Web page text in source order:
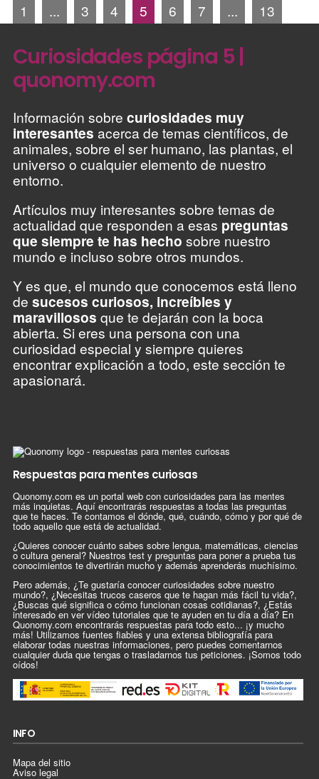
1 ... 3 4 5 6 7 ... 13
Curiosidades página 5 |
quonomy.com
Información sobre curiosidades muy
interesantes acerca de temas científicos, de
animales, sobre el ser humano, las plantas, el
universo o cualquier elemento de nuestro
entorno.
Artículos muy interesantes sobre temas de
actualidad que responden a esas preguntas
que siempre te has hecho sobre nuestro
mundo e incluso sobre otros mundos.
Y es que, el mundo que conocemos está lleno
de sucesos curiosos, increíbles y
maravillosos que te dejarán con la boca
abierta. Si eres una persona con una
curiosidad especial y siempre quieres
encontrar explicación a todo, este sección te
apasionará.
Respuestas para mentes curiosas
Quonomy.com es un portal web con curiosidades para las mentes
más inquietas. Aquí encontrarás respuestas a todas las preguntas
que te haces. Te contamos el dónde, qué, cuándo, cómo y por qué de
todo aquello que está de actualidad.
¿Quieres conocer cuánto sabes sobre lengua, matemáticas, ciencias
o cultura general? Nuestros test y preguntas para poner a prueba tus
conocimientos te divertirán mucho y además aprenderás muchísimo.
Pero además, ¿Te gustaría conocer curiosidades sobre nuestro
mundo?, ¿Necesitas trucos caseros que te hagan más fácil tu vida?,
¿Buscas qué significa o cómo funcionan cosas cotidianas?, ¿Estás
interesado en ver vídeo tutoriales que te ayuden en tu día a día? En
Quonomy.com encontrarás respuestas para todo esto... ¡y mucho
más! Utilizamos fuentes fiables y una extensa bibliografía para
elaborar todas nuestras informaciones, pero puedes comentarnos
cualquier duda que tengas o trasladarnos tus peticiones. ¡Somos todo
oídos!
INFO
Mapa del sitio
Aviso legal